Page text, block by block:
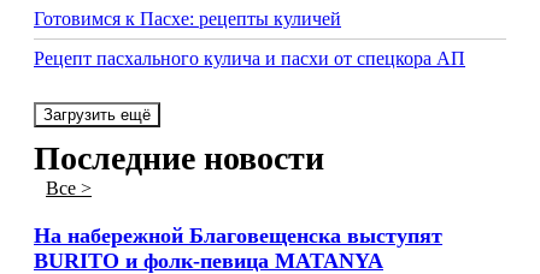
Готовимся к Пасхе: рецепты куличей
Рецепт пасхального кулича и пасхи от спецкора АП
Загрузить ещё
Последние новости
Все >
На набережной Благовещенска выступят
BURITO и фолк-певица MATANYA